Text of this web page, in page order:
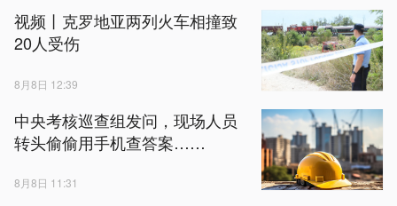
视频丨克罗地亚两列火车相撞致
20人受伤
8月8日 12:39
中央考核巡查组发问，现场人员
转头偷偷用手机查答案……
8月8日 11:31